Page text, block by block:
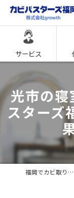
サービス
光市の
スターズ
福岡でカビ取りならカビバスターズ福岡